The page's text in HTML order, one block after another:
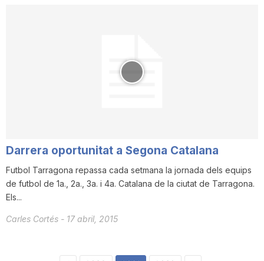
Darrera oportunitat a Segona Catalana
​Futbol Tarragona repassa cada setmana la jornada dels equips
de futbol de 1a., 2a., 3a. i 4a. Catalana de la ciutat de Tarragona.
Els...
Carles Cortés - 17 abril, 2015